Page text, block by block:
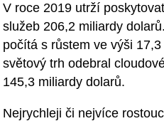
V roce 2019 utrží
služeb 206,2 miliardy
počítá s růstem ve výši
světový trh odebral
145,3 miliardy dolarů.
Nejrychleji či nejvíce